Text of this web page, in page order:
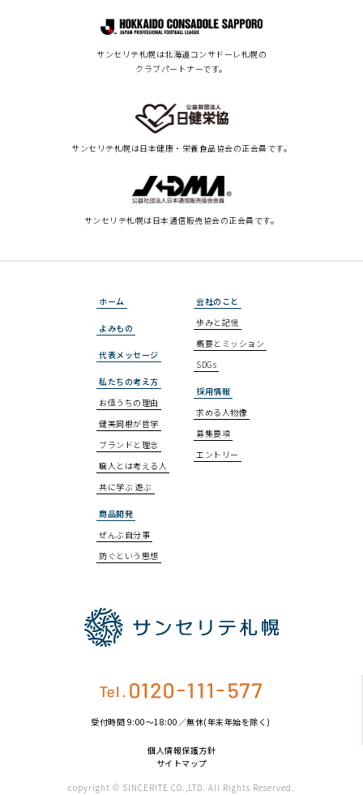
サンセリテ札幌は北海道コンサドーレ札幌の
クラブパートナーです。
サンセリテ札幌は日本健康・栄養食品協会の正会員です。
サンセリテ札幌は日本通信販売協会の正会員です。
ホーム
よみもの
代表メッセージ
私たちの考え方
お値うちの理由
健美同根が哲学
ブランドと理念
職人とは考える人
共に学ぶ 遊ぶ
商品開発
ぜんぶ自分事
防ぐという思想
会社のこと
歩みと記憶
概要とミッション
SDGs
採用情報
求める人物像
募集要項
エントリー
受付時間 9:00〜18:00／無休(年末年始を除く)
個人情報保護方針
サイトマップ
copyright © SINCERITE CO.,LTD. All Rights Reserved.